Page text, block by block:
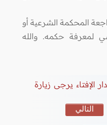
المحكمة الشرعية أو
حكمه. والله
الإفتاء يرجى زيارة
التالي